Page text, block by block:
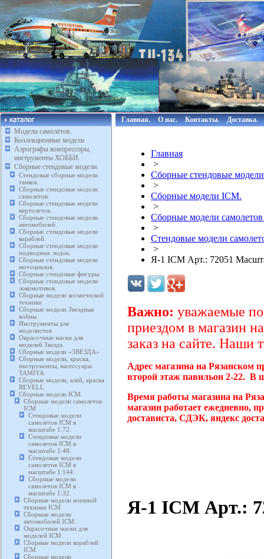
Модели самолётов.
Коллекционные модели
Аэрографы компрессоры,
инструменты ХОББИ.
Сборные стендовые модели.
Стендовые сборные модели
танков.
Сборные стендовые модели
самолетов.
Сборные стендовые модели
вертолетов.
Сборные стендовые модели
автомобилей.
Сборные стендовые модели
кораблей.
Сборные стендовые модели
подводных лодок.
Сборные стендовые модели
мотоциклов.
Сборные стендовые фигуры.
Сборные стендовые модели
локомотивов.
Сборные модели космической
техники
Сборные модели Звездные
войны
Инструменты для
моделистов
Окрасочные маски для
моделей Звезда.
Сборные модели «ЗВЕЗДА»
Сборные модели, краска,
инструменты, аксессуары
TAMIYA
Сборные модели, клей, краска
REVELL
Сборные модели ICM.
Сборные модели самолетов
ICM
Стендовые модели
самолетов ICM в
масштабе 1:72.
Стендовые модели
самолетов ICM в
масштабе 1:48.
Стендовые модели
самолетов ICM в
масштабе 1:144.
Сборные модели
самолетов ICM в
масштабе 1:32.
Сборные модели военной
техники ICM
Сборные модели
автомобилей ICM.
Окрасочные маски для
моделей ICM.
Сборные модели кораблей
ICM
Сборные модели
Главная. О нас. Контакты. Доставка.
Главная
>
Сборные стендовые
>
Сборные модели ICM.
>
Сборные модели
>
Стендовые модели
>
Я-1 ICM Арт.: 72051
Важно: уважаемые
приездом в магазин
заказ на сайте. Наши
Адрес магазина на Рязанском
второй этаж павильон 2-22. В
Время работы магазина на
магазин работает ежедневно,
достависта, СДЭК, яндекс
Я-1 ICM Арт.: